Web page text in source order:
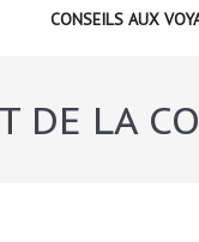
CONSEILS AUX
DE LA